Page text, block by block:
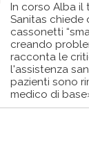
In corso Alba il
Sanitas chiede
cassonetti
creando
racconta le
l'assistenza
pazienti sono
medico di